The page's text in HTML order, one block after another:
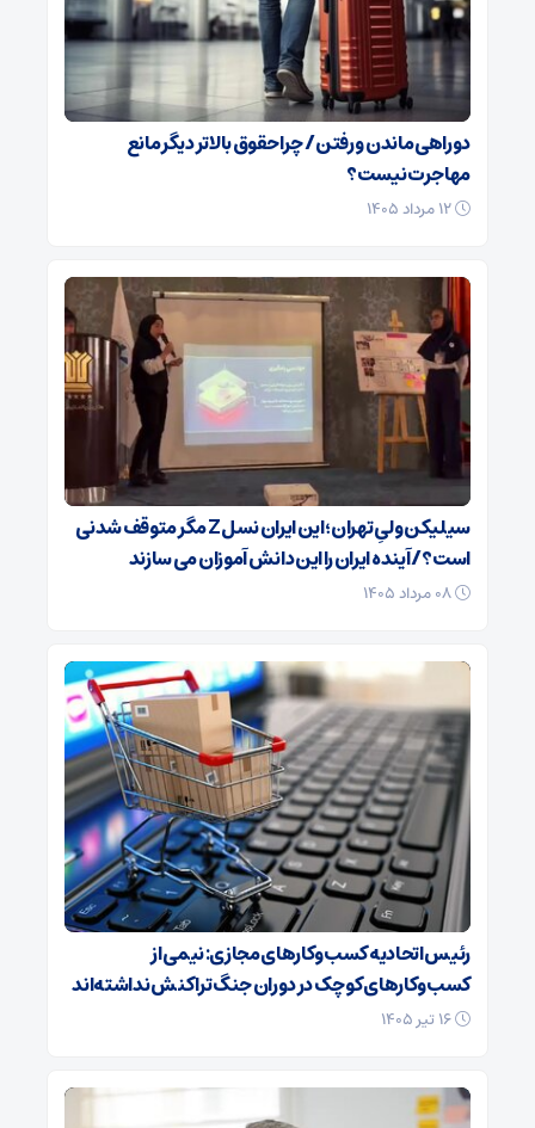
دوراهی ماندن و رفتن / چرا حقوق بالاتر دیگر مانع
مهاجرت نیست؟
سیلیکن ولیِ تهران؛ این ایران نسل Z مگر متوقف شدنی
است؟ / آینده ایران را این دانش آموزان می سازند
رئیس اتحادیه کسب‌وکارهای مجازی: نیمی از
کسب‌وکارهای کوچک در دوران جنگ‌ تراکنش نداشته‌اند